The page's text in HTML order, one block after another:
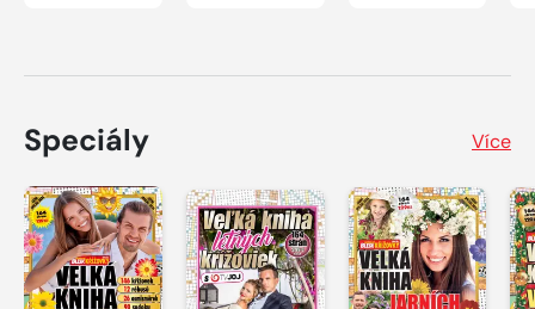
Speciály Více